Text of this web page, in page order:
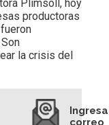
Plimsoll, hoy
productoras
la crisis del
correo